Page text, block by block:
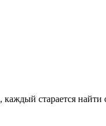
старается